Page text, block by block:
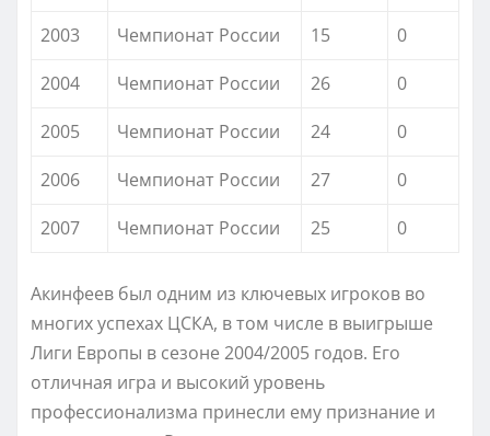
2003
Чемпионат России 15
0
2004
Чемпионат России 26
0
2005
Чемпионат России 24
0
2006
Чемпионат России 27
0
2007
Чемпионат России 25 0
Акинфеев был одним из ключевых игроков во
многих успехах ЦСКА, в том числе в выигрыше
Лиги Европы в сезоне 2004/2005 годов. Его
отличная игра и высокий уровень
профессионализма принесли ему признание и